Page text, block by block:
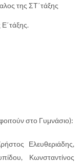
της ΣΤ΄τάξης
στο Γυμνάσιο):
Ελευθεριάδης,
Κωνσταντίνος